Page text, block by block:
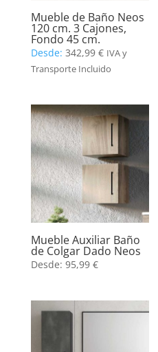
Mueble de Baño Neos
120 cm. 3 Cajones,
Fondo 45 cm.
Desde: 342,99 € IVA y
Transporte Incluido
Mueble Auxiliar Baño
de Colgar Dado Neos
Desde: 95,99 €